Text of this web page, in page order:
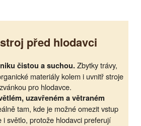
před hlodavci
čistou a suchou.Zbytky trávy,
materiály kolem i uvnitř stroje
pro hlodavce.
uzavřeném a větraném
tam, kde je možné omezit vstup
i světlo, protože hlodavci preferují